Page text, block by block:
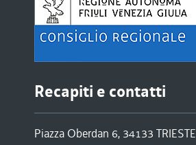
Recapiti e contatti
Piazza Oberdan 6, 34133 TRIESTE